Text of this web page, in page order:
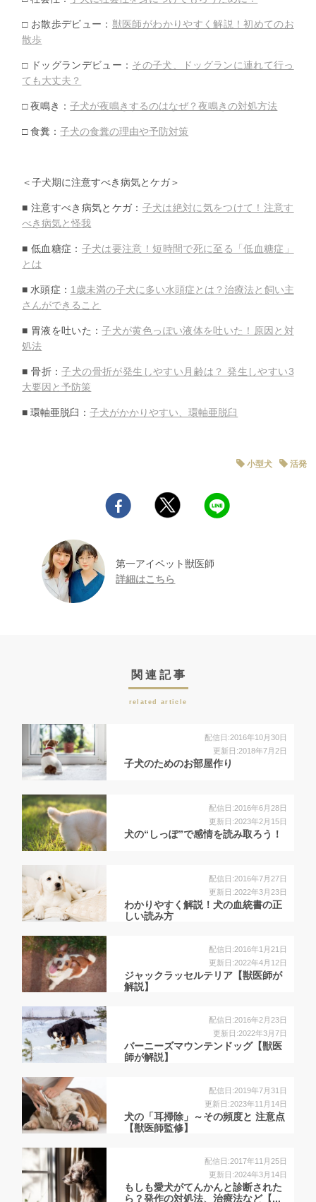
□ お散歩デビュー： 獣医師がわかりやすく解説！初めてのお
散歩
□ ドッグランデビュー： その子犬、
ドッグランに連れて行っ
ても大丈夫？
□ 夜鳴き：子犬が夜鳴きするのはなぜ？夜鳴きの対処方法
□ 食糞：子犬の食糞の理由や予防対策
＜子犬期に注意すべき病気とケガ＞
■ 注意すべき病気とケガ： 子犬は絶対に気をつけて！ 注意す
べき病気と怪我
■ 低血糖症： 子犬は要注意！短時間で死に至る「低血糖症」
とは
■ 水頭症： 1歳未満の子犬に多い水頭症とは？治療法と飼い主
さんができること
■ 胃液を吐いた：子犬が黄色っぽい液体を吐いた！原因と対
処法
■ 骨折：子犬の骨折が発生しやすい月齢は？ 発生しやすい3
大要因と予防策
■ 環軸亜脱臼：子犬がかかりやすい、環軸亜脱臼
小型犬 活発
第一アイペット獣医師
詳細はこちら
関連記事
related article
配信日:2016年10月30日
更新日:2018年7月2日
子犬のためのお部屋作り
配信日:2016年6月28日
更新日:2023年2月15日
犬の“しっぽ”で感情を読み取ろう！
配信日:2016年7月27日
更新日:2022年3月23日
わかりやすく解説！犬の血統書の正
しい読み方
配信日:2016年1月21日
更新日:2022年4月12日
ジャックラッセルテリア【獣医師が
解説】
配信日:2016年2月23日
更新日:2022年3月7日
バーニーズマウンテンドッグ【獣医
師が解説】
配信日:2019年7月31日
更新日:2023年11月14日
犬の「耳掃除」～その頻度と 注意点
【獣医師監修】
配信日:2017年11月25日
更新日:2024年3月14日
もしも愛犬がてんかんと診断された
ら？発作の対処法、治療法など【...